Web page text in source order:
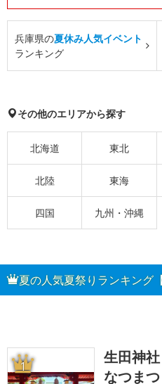
兵庫県の夏休み人気イベント
ランキング
その他のエリアから探す
北海道 東北
北陸 東海
四国 九州・沖縄
夏の人気夏祭りランキング
1
生田神
なつま